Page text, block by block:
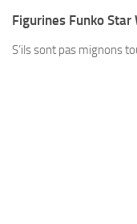
Figurines Funko Star
S’ils sont pas mignons